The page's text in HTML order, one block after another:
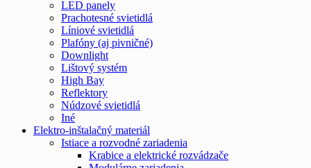
LED panely
Prachotesné svietidlá
Líniové svietidlá
Plafóny (aj pivničné)
Downlight
Lištový systém
High Bay
Reflektory
Núdzové svietidlá
Iné
Elektro-inštalačný materiál
Istiace a rozvodné zariadenia
Krabice a elektrické rozvádzače